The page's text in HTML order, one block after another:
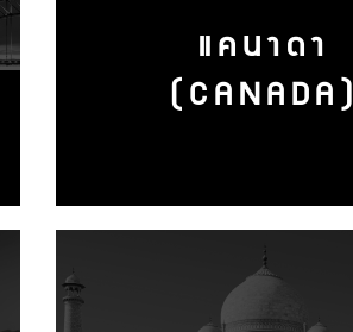
แคนาดา
(CANADA)